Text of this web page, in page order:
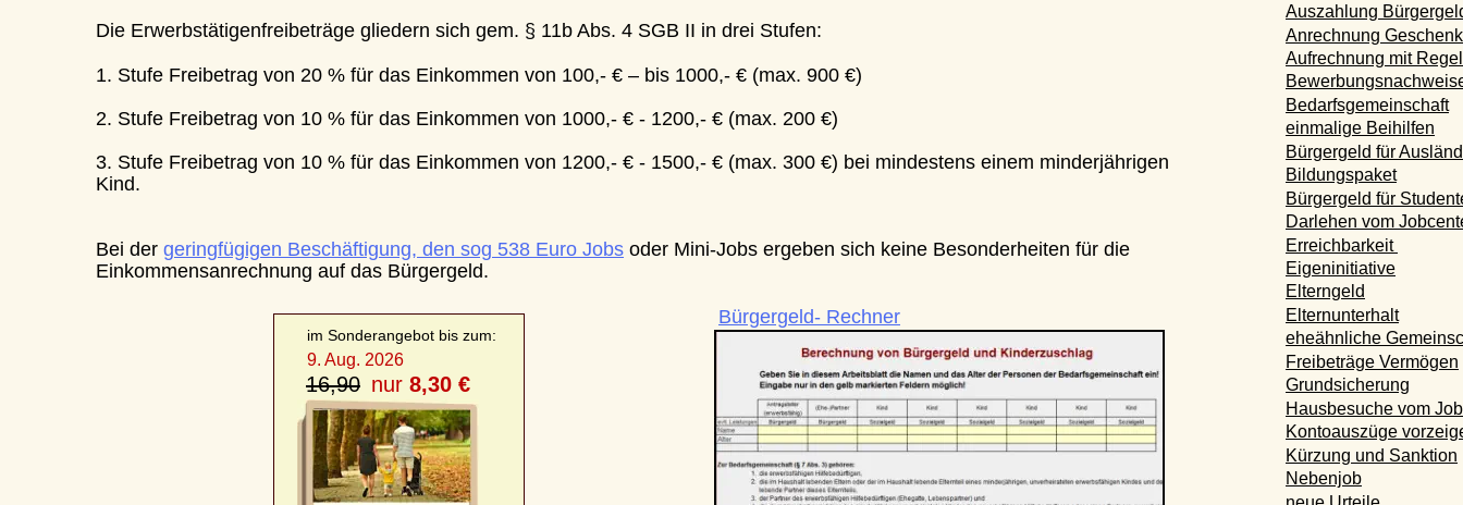
Die Erwerbstätigenfreibeträge gliedern sich gem. § 11b Abs. 4 SGB II in drei Stufen:
1. Stufe Freibetrag von 20 % für das Einkommen von 100,- € – bis 1000,- € (max. 900 €)
2. Stufe Freibetrag von 10 % für das Einkommen von 1000,- € - 1200,- € (max. 200 €)
3. Stufe Freibetrag von 10 % für das Einkommen von 1200,- € - 1500,- € (max. 300 €) bei mindestens einem minderjährigen
Kind.
Bei der geringfügigen Beschäftigung, den sog 538 Euro Jobs oder Mini-Jobs ergeben sich keine Besonderheiten für die
Einkommensanrechnung auf das Bürgergeld.
Auszahlung Bürgergeld
Anrechnung Geschenke
Aufrechnung mit Regelsatz
Bewerbungsnachweise
Bedarfsgemeinschaft
einmalige Beihilfen
Bürgergeld für Ausländer
Bildungspaket
Bürgergeld für Studenten
Darlehen vom Jobcenter
Erreichbarkeit
Eigeninitiative
Elterngeld
Elternunterhalt
eheähnliche Gemeinschaft
Freibeträge Vermögen
Grundsicherung
Hausbesuche vom
Kontoauszüge vorzeigen
Kürzung und Sanktion
Nebenjob
Bürgergeld- Rechner
im Sonderangebot bis zum:
9. Aug. 2026
16,90 nur 8,30 €